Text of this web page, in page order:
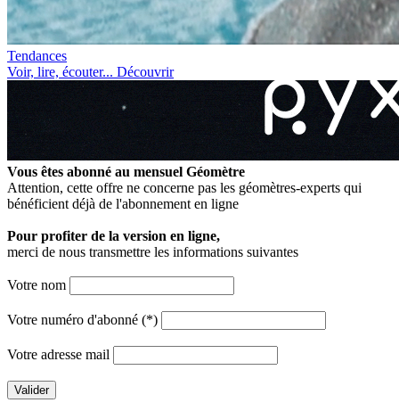
Tendances
Voir, lire, écouter... Découvrir
Vous êtes abonné au mensuel Géomètre
Attention, cette offre ne concerne pas les géomètres-experts qui
bénéficient déjà de l'abonnement en ligne
Pour profiter de la version en ligne,
merci de nous transmettre les informations suivantes
Votre nom
Votre numéro d'abonné (*)
Votre adresse mail